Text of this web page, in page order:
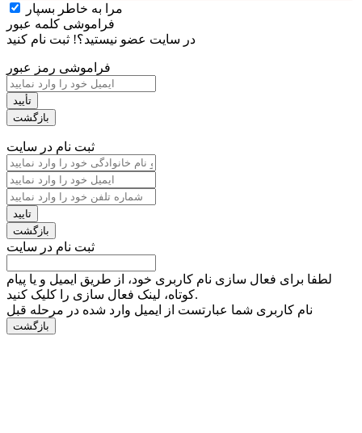
مرا به خاطر بسپار
فراموشی کلمه عبور
در سایت عضو نیستید؟! ثبت نام کنید
فراموشی رمز عبور
ثبت نام در سایت
ثبت نام در سایت
لطفا برای فعال سازی نام کاربری خود، از طریق ایمیل و یا پیام
کوتاه، لینک فعال سازی را کلیک کنید.
نام کاربری شما عبارتست از ایمیل وارد شده در مرحله قبل